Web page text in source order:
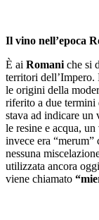
Il vino nell’epoca
È ai Romani che si
territori
le origini della
riferito a due termini
stava ad indicare
le resine e acqua,
invece era
nessuna
utilizzata ancora
viene chiamato